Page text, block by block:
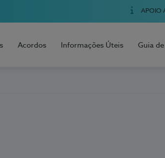
APOIO
Acordos Informações Úteis Guia